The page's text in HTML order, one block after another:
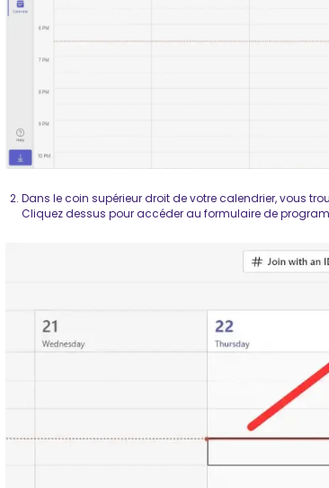
Dans le coin supérieur droit de votre calendrier, vous
Cliquez dessus pour accéder au formulaire de